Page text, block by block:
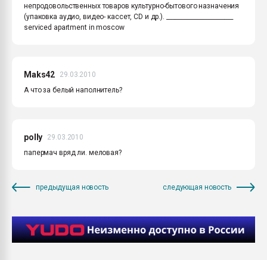
непродовольственных товаров культурно-бытового назначения
(упаковка аудио, видео- кассет, CD и др.). _______________________
serviced apartment in moscow
Maks42
29.03.2010
А что за белый наполнитель?
polly
29.03.2010
папермач вряд ли. меловая?
предыдущая новость следующая новость